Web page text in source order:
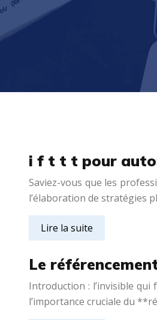
i f t t t pour
Saviez-vous que les
l’élaboration de stratégies
Lire la suite
Le
Introduction : l’invisible
l’importance cruciale du